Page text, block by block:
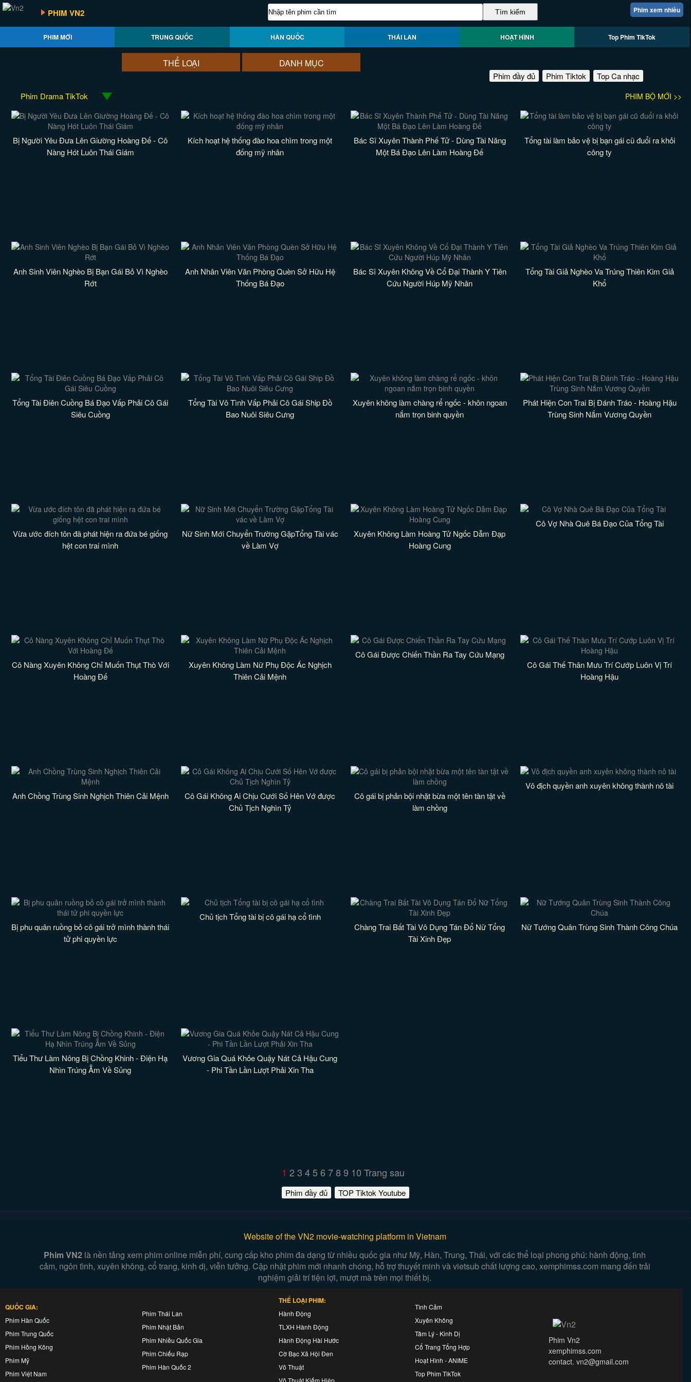
Phim xem nhiều
PHIM VN2
PHIM MỚI TRUNG QUỐC HÀN QUỐC THÁI LAN HOẠT HÌNH Top Phim TikTok
THỂ LOẠI DANH MỤC
Phim đầy đủ Phim Tiktok
Top Ca nhạc
Phim Drama TikTok
PHIM BỘ MỚI >>
Bị Người Yêu Đưa Lên Giường Hoàng Đế - Cô
Nàng Hót Luôn Thái Giám
Kích hoạt hệ thống đào hoa chìm trong một
đống mỹ nhân
Bác Sĩ Xuyên Thành Phế Tử - Dùng Tài Năng
Một Bá Đạo Lên Làm Hoàng Đế
Tổng tài làm bảo vệ bị bạn gái cũ đuổi ra khỏi
công ty
Anh Sinh Viên Nghèo Bị Bạn Gái Bỏ Vì Nghèo
Rớt
Anh Nhân Viên Văn Phòng Quèn Sở Hữu Hệ
Thống Bá Đạo
Bác Sĩ Xuyên Không Về Cổ Đại Thành Y Tiên
Cứu Người Húp Mỹ Nhân
Tổng Tài Giả Nghèo Va Trúng Thiên Kim Giả
Khổ
Tổng Tài Điên Cuồng Bá Đạo Vấp Phải Cô Gái
Siêu Cuồng
Tổng Tài Vô Tình Vấp Phải Cô Gái Ship Đồ
Bao Nuôi Siêu Cưng
Xuyên không làm chàng rể ngốc - khôn ngoan
nắm trọn binh quyền
Phát Hiện Con Trai Bị Đánh Tráo - Hoàng Hậu
Trùng Sinh Nắm Vương Quyền
Vừa ước đích tôn đã phát hiện ra đứa bé giống
hệt con trai mình
Nữ Sinh Mới Chuyển Trường GặpTổng Tài vác
về Làm Vợ
Xuyên Không Làm Hoàng Tử Ngốc Dẫm Đạp
Hoàng Cung
Cô Vợ Nhà Quê Bá Đạo Của Tổng Tài
Cô Nàng Xuyên Không Chỉ Muốn Thụt Thò Với
Hoàng Đế
Xuyên Không Làm Nữ Phụ Độc Ác Nghịch
Thiên Cải Mệnh
Cô Gái Được Chiến Thần Ra Tay Cứu Mạng
Cô Gái Thế Thân Mưu Trí Cướp Luôn Vị Trí
Hoàng Hậu
Anh Chồng Trùng Sinh Nghịch Thiên Cải Mệnh
Cô Gái Không Ai Chịu Cưới Số Hên Vớ được
Chủ Tịch Nghìn Tỷ
Cô gái bị phản bội nhặt bừa một tên tàn tật về
làm chồng
Vô địch quyền anh xuyên không thành nô tài
Bị phu quân ruồng bỏ cô gái trở mình thành thái
tử phi quyền lực
Chủ tịch Tổng tài bị cô gái hạ cổ tình
Chàng Trai Bất Tài Vô Dụng Tán Đổ Nữ Tổng
Tài Xinh Đẹp
Nữ Tướng Quân Trùng Sinh Thành Công Chúa
Tiểu Thư Làm Nông Bị Chồng Khinh - Điện Hạ
Nhìn Trúng Ẵm Về Sủng
Vương Gia Quá Khỏe Quậy Nát Cả Hậu Cung
- Phi Tần Lần Lượt Phải Xin Tha
1 2 3 4 5 6 7 8 9 10 Trang sau
Phim đầy đủ TOP Tiktok Youtube
Website of the VN2 movie-watching platform in Vietnam
Phim VN2 là nền tảng xem phim online miễn phí, cung cấp kho phim đa dạng từ nhiều quốc gia như Mỹ, Hàn, Trung, Thái, với các thể loại phong phú: hành động, tình
cảm, ngôn tình, xuyên không, cổ trang, kinh dị, viễn tưởng. Cập nhật phim mới nhanh chóng, hỗ trợ thuyết minh và vietsub chất lượng cao, xemphimss.com mang đến trải
nghiệm giải trí tiện lợi, mượt mà trên mọi thiết bị.
QUỐC GIA:
Phim Hàn Quốc
Phim Trung Quốc
Phim Hồng Kông
Phim Mỹ
Phim Việt Nam
Phim Thái Lan
Phim Nhật Bản
Phim Nhiều Quốc Gia
Phim Chiếu Rạp
Phim Hàn Quốc 2
THỂ LOẠI PHIM:
Hành Động
TLXH Hành Động
Hành Động Hài Hước
Cờ Bạc Xã Hội Đen
Võ Thuật
Võ Thuật Kiếm Hiệp
Tình Cảm
Xuyên Không
Tâm Lý - Kinh Dị
Cổ Trang Tổng Hợp
Hoạt Hình - ANIME
Top Phim TikTok
Phim Vn2
xemphimss.com
contact. vn2@gmail.com